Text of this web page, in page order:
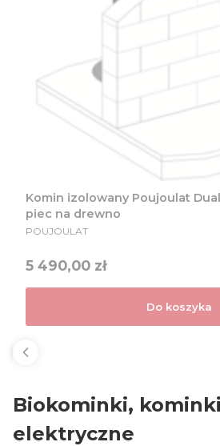
Komin izolowany Poujoulat
piec na drewno
PRODUCENT
POUJOULAT
Cena
5 490,00 zł
Do koszyka
Biokominki, kominki
elektryczne